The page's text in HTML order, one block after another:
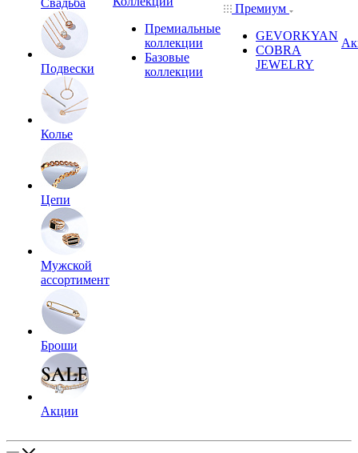
Свадьба
Подвески
Колье
Цепи
Мужской
ассортимент
Броши
Акции
Премиальные
коллекции
Базовые
коллекции
Премиум
GEVORKYAN
COBRA
JEWELRY